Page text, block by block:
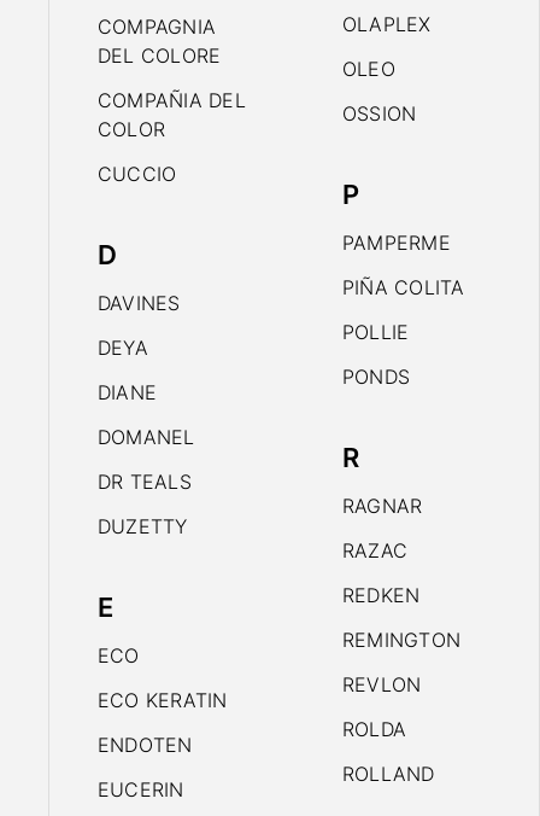
COMPAGNIA
DEL COLORE
COMPAÑIA DEL
COLOR
CUCCIO
D
DAVINES
DEYA
DIANE
DOMANEL
DR TEALS
DUZETTY
E
ECO
ECO KERATIN
ENDOTEN
EUCERIN
OLAPLEX
OLEO
OSSION
P
PAMPERME
PIÑA COLITA
POLLIE
PONDS
R
RAGNAR
RAZAC
REDKEN
REMINGTON
REVLON
ROLDA
ROLLAND